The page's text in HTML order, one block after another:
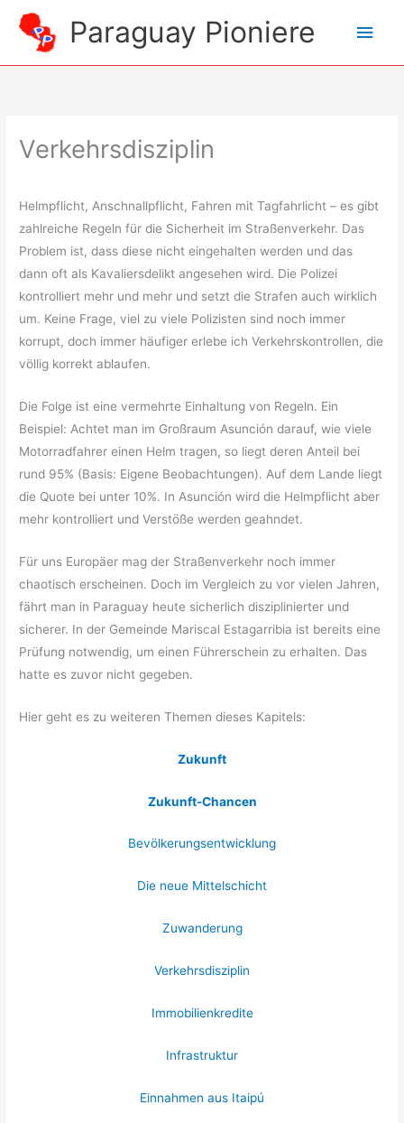
Inhalt
springen
Paraguay Pioniere
Verkehrsdisziplin
Helmpflicht, Anschnallpflicht, Fahren mit Tagfahrlicht – es gibt
zahlreiche Regeln für die Sicherheit im Straßenverkehr. Das
Problem ist, dass diese nicht eingehalten werden und das
dann oft als Kavaliersdelikt angesehen wird. Die Polizei
kontrolliert mehr und mehr und setzt die Strafen auch wirklich
um. Keine Frage, viel zu viele Polizisten sind noch immer
korrupt, doch immer häufiger erlebe ich Verkehrskontrollen, die
völlig korrekt ablaufen.
Die Folge ist eine vermehrte Einhaltung von Regeln. Ein
Beispiel: Achtet man im Großraum Asunción darauf, wie viele
Motorradfahrer einen Helm tragen, so liegt deren Anteil bei
rund 95% (Basis: Eigene Beobachtungen). Auf dem Lande liegt
die Quote bei unter 10%. In Asunción wird die Helmpflicht aber
mehr kontrolliert und Verstöße werden geahndet.
Für uns Europäer mag der Straßenverkehr noch immer
chaotisch erscheinen. Doch im Vergleich zu vor vielen Jahren,
fährt man in Paraguay heute sicherlich disziplinierter und
sicherer. In der Gemeinde Mariscal Estagarribia ist bereits eine
Prüfung notwendig, um einen Führerschein zu erhalten. Das
hatte es zuvor nicht gegeben.
Hier geht es zu weiteren Themen dieses Kapitels:
Zukunft
Zukunft-Chancen
Bevölkerungsentwicklung
Die neue Mittelschicht
Zuwanderung
Verkehrsdisziplin
Immobilienkredite
Infrastruktur
Einnahmen aus Itaipú